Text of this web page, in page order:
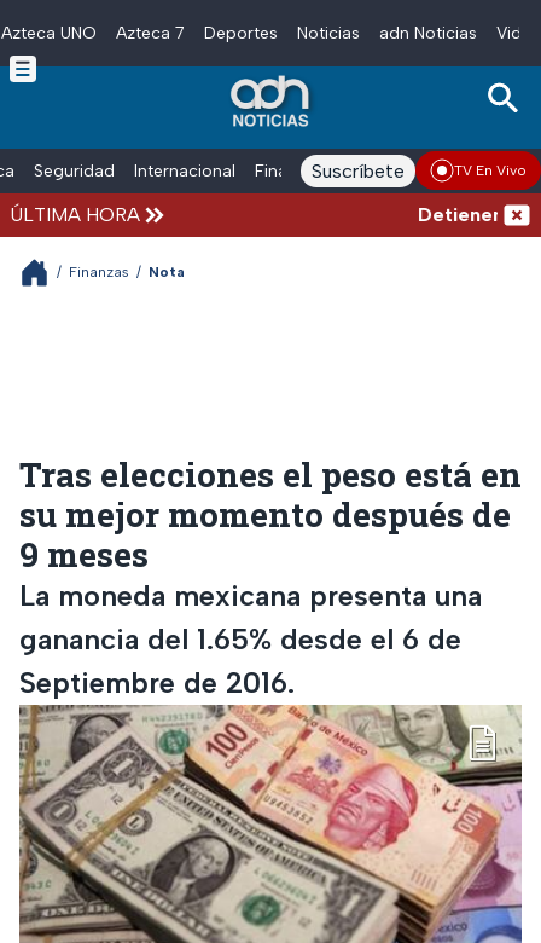
Skip to main content
Azteca UNO Azteca 7 Deportes Noticias adn Noticias
Seguridad Internacional Finanzas adn Noticias Radio
Suscríbete TV En Vivo
ÚLTIMA HORA Detienen al
/ Finanzas / Nota
Tras elecciones el peso está en
su mejor momento después de
9 meses
La moneda mexicana presenta una
ganancia del 1.65% desde el 6 de
Septiembre de 2016.